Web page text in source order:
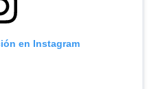
en Instagram